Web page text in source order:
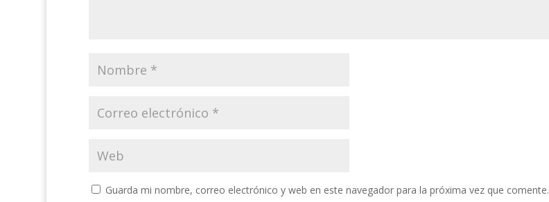
Guarda mi nombre, correo electrónico y web en este navegador para la próxima vez que comente.